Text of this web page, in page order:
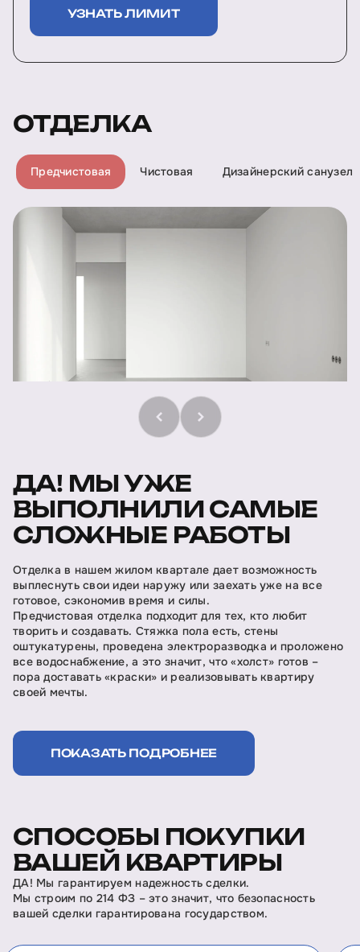
УЗНАТЬ ЛИМИТ
ОТДЕЛКА
Предчистовая Чистовая Дизайнерский санузел
ДА! МЫ УЖЕ
ВЫПОЛНИЛИ САМЫЕ
СЛОЖНЫЕ РАБОТЫ
Отделка в нашем жилом квартале дает возможность
выплеснуть свои идеи наружу или заехать уже на все
готовое, сэкономив время и силы.
Предчистовая отделка подходит для тех, кто любит
творить и создавать. Стяжка пола есть, стены
оштукатурены, проведена электроразводка и проложено
все водоснабжение, а это значит, что «холст» готов –
пора доставать «краски» и реализовывать квартиру
своей мечты.
ПОКАЗАТЬ ПОДРОБНЕЕ
СПОСОБЫ ПОКУПКИ
ВАШЕЙ КВАРТИРЫ
ДА! Мы гарантируем надежность сделки.
Мы строим по 214 ФЗ – это значит, что безопасность
вашей сделки гарантирована государством.